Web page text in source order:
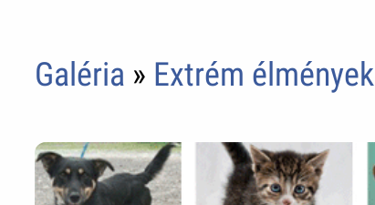
Galéria » Extrém élmények